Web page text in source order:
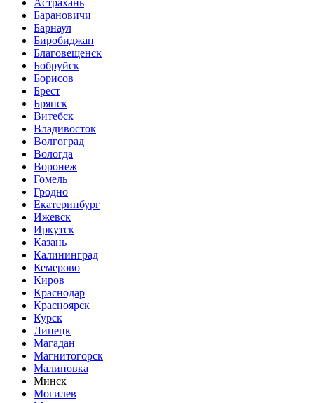
Астрахань
Барановичи
Барнаул
Биробиджан
Благовещенск
Бобруйск
Борисов
Брест
Брянск
Витебск
Владивосток
Волгоград
Вологда
Воронеж
Гомель
Гродно
Екатеринбург
Ижевск
Иркутск
Казань
Калининград
Кемерово
Киров
Краснодар
Красноярск
Курск
Липецк
Магадан
Магнитогорск
Малиновка
Минск
Могилев